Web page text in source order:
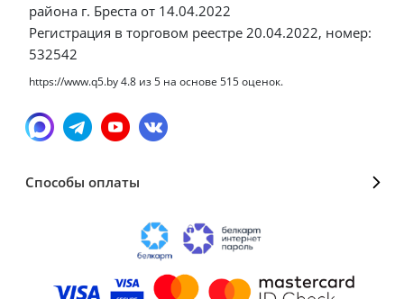
района г. Бреста от 14.04.2022
Регистрация в торговом реестре 20.04.2022, номер:
532542
https://www.q5.by4.8 из5 на основе 515оценок.
Способы оплаты